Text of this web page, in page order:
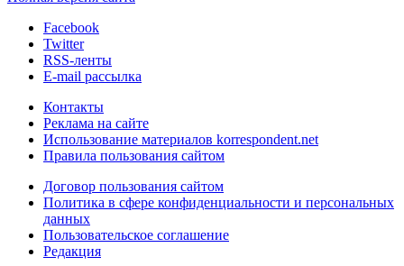
Facebook
Twitter
RSS-ленты
E-mail рассылка
Контакты
Реклама на сайте
Использование материалов korrespondent.net
Правила пользования сайтом
Договор пользования сайтом
Политика в сфере конфиденциальности и персональных
данных
Пользовательское соглашение
Редакция